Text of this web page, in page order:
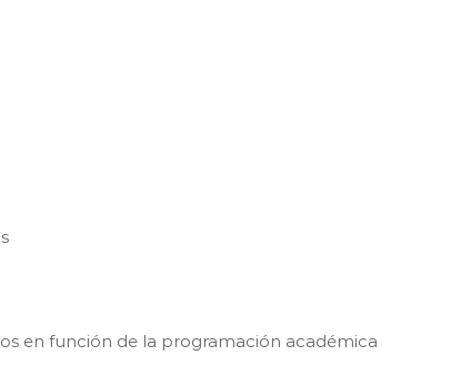
en función de la programación académica